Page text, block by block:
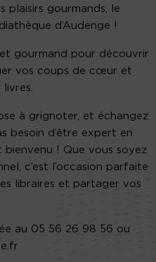
plaisirs gourmands, le
d’Audenge !
gourmand pour découvrir
vos coups de cœur et
livres.
à grignoter, et échangez
besoin d’être expert en
! Que vous soyez
c’est l’occasion parfaite
libraires et partager vos
au 05 56 26 98 56 ou